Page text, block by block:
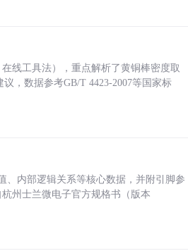
线工具法），重点解析了黄铜棒密度取
，数据参考GB/T 4423-2007等国家标
、内部逻辑关系等核心数据，并附引脚参
州士兰微电子官方规格书（版本